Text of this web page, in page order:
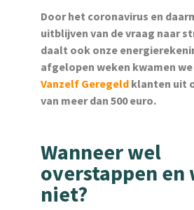
Door het coronavirus en
uitblijven van de vraag naar
daalt ook onze
afgelopen weken kwamen
Vanzelf Geregeld klanten uit
van meer dan 500 euro.
Wanneer wel
overstappen en
niet?